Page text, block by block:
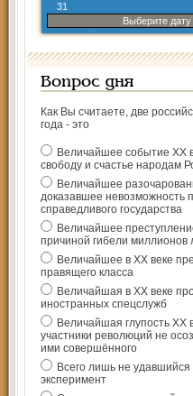
31
Выберите дату
Вопрос дня
Как Вы считаете, две
года - это
Величайшее событие ХХ
свободу и счастье народам
Величайшее
доказавшее невозможность
справедливого государства
Величайшее
причиной гибели миллионов
Величайшее в ХХ веке
правящего класса
Величайшая в ХХ веке
иностранных спецслужб
Величайшая глупость ХХ
участники революций не
ими совершённого
Всего лишь не
эксперимент